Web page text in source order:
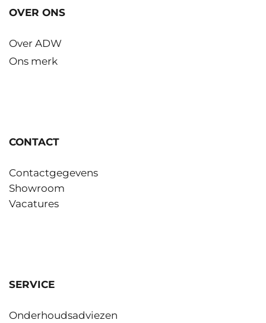
OVER ONS
Over ADW
Ons merk
CONTACT
Contactgegevens
Showroom
Vacatures
SERVICE
Onderhoudsadviezen